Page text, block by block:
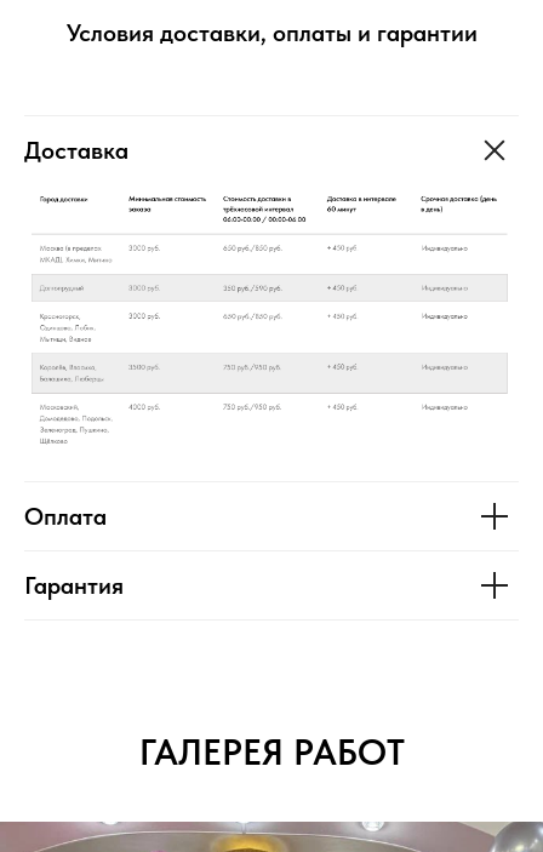
Условия доставки, оплаты и гарантии
Доставка
Оплата
Гарантия
ГАЛЕРЕЯ РАБОТ